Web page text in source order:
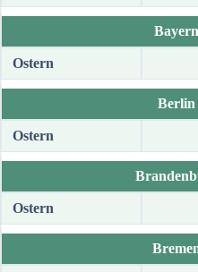
Bayern
Ostern
Berlin
Ostern
Ostern